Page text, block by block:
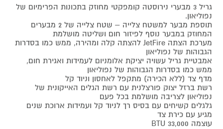
גריל 3 מבערי נירוסטה קומפקטי מחוזק בתכונות הפרימיום של
נפוליאון.
תוספת מבער למשטח צלייה – שטח צלייה של 2 מבערים
המחוזק במבער נוסף לפיזור חום ושליטה מושלמת
מערכת הצתה JetFire להצתה קלה ומהירה, ממש כמו בסדרות
הגבוהות של נפוליאון
אמבטיית גריל עשויה יציקת אלומניום לעמידות ואגירת חום,
ממש כמו בסדרות הגבוהות של נפוליאון
מדף צד (ללא הכירה) מתקפל לאחסון וניוד קל
רשת ברזל יצוק פורצלנית עם רשת הגלים האייקונית של
נפוליאון לצריבה מושלמת בכל פעם
גלגלים קשיחים עם בסיס רך לניוד קל ועמידות ארוכת שנים
מגיע עם כירת צד
עוצמה 33,000 BTU